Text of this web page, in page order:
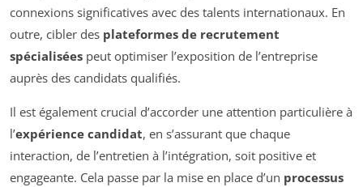
connexions significatives avec des talents internationaux. En
outre, cibler des plateformes de recrutement
spécialisées peut optimiser l’exposition de l’entreprise
auprès des candidats qualifiés.
Il est également crucial d’accorder une attention particulière à
l’expérience candidat, en s’assurant que chaque
interaction, de l’entretien à l’intégration, soit positive et
engageante. Cela passe par la mise en place d’un processus